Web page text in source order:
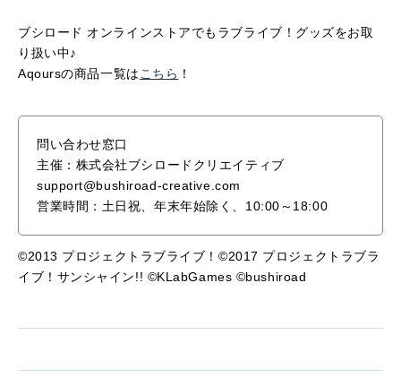
ブシロード オンラインストアでもラブライブ！グッズをお取
り扱い中♪
Aqoursの商品一覧は こちら ！
問い合わせ窓口
主催：株式会社ブシロードクリエイティブ
support@bushiroad-creative.com
営業時間：土日祝、年末年始除く、10:00～18:00
©2013 プロジェクトラブライブ！©2017 プロジェクトラブラ
イブ！サンシャイン!! ©KLabGames ©bushiroad